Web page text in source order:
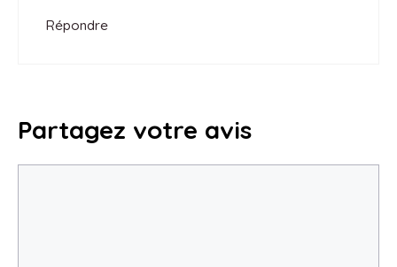
Répondre
Partagez votre avis